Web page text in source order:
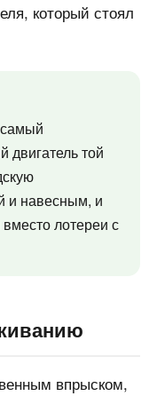
который стоял
той
и навесным, и
лотереи с
впрыском,